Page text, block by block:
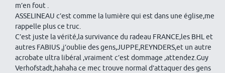
m’en fout .
ASSELINEAU c’est comme la lumière qui est dans une église,me
rappelle plus ce truc.
C’est juste la vérité,la survivance du radeau FRANCE,les BHL et
autres FABIUS ,j’oublie des gens,JUPPE,REYNDERS,et un autre
acrobate ultra libéral ,vraiment c’est dommage ,attendez.Guy
Verhofstadt,hahaha ce mec trouve normal d’attaquer des gens